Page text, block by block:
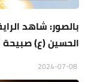
بالصور: شاهد
الحسين (ع) صبيحة